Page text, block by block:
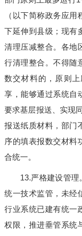
（以下简称政务应
下延伸到县级；现有
清理压减整合。各地
行清理整合。不得随
数交材料的，原则
享，能够通过系统自
要求基层报送、实现
报送纸质材料，部门
序的填表报数交材料
合统一。
13.严格建设管理
统一技术监管，未经
行业系统已建有统一
权限，推进垂管系统